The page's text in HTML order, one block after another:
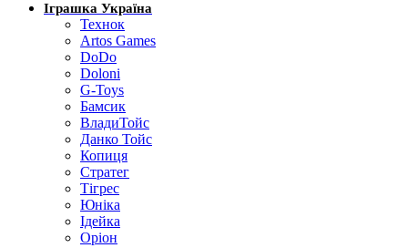
Іграшка Україна
Технок
Artos Games
DoDo
Doloni
G-Toys
Бамсик
ВладиТойс
Данко Тойс
Копиця
Стратег
Тігрес
Юніка
Ідейка
Оріон